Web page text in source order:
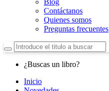
Blog
Contáctanos
Quienes somos
Preguntas frecuentes
¿Buscas un libro?
Inicio